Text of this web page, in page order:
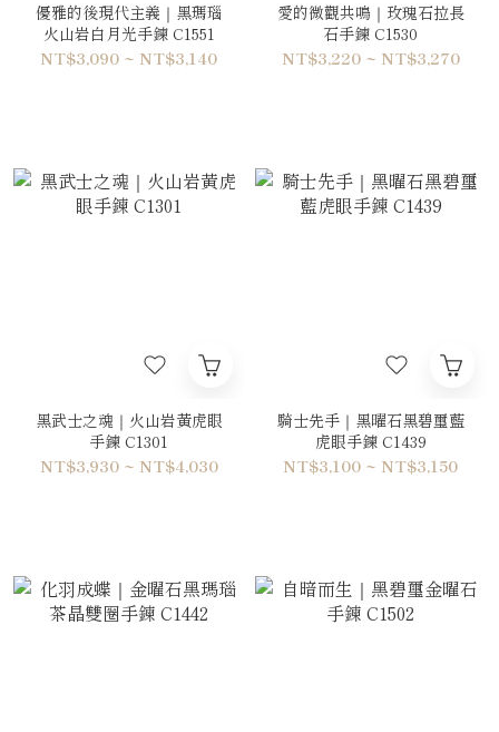
優雅的後現代主義｜黑瑪瑙
火山岩白月光手鍊 C1551
NT$3,090 ~ NT$3,140
愛的微觀共鳴｜玫瑰石拉長
石手鍊 C1530
NT$3,220 ~ NT$3,270
黑武士之魂｜火山岩黃虎眼
手鍊 C1301
NT$3,930 ~ NT$4,030
騎士先手｜黑曜石黑碧璽藍
虎眼手鍊 C1439
NT$3,100 ~ NT$3,150